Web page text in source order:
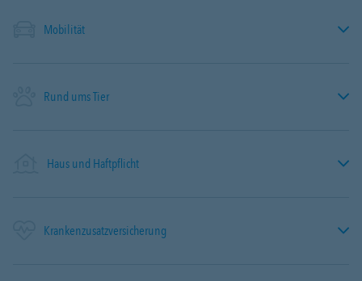
Mobilität
Rund ums Tier
Haus und Haftpflicht
Krankenzusatzversicherung